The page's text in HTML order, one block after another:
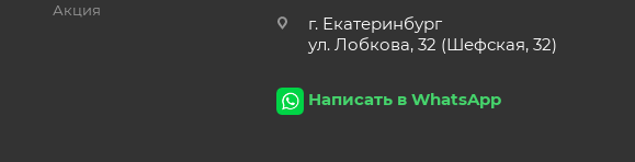
Акция
г. Екатеринбург
ул. Лобкова, 32 (Шефская, 32)
Написать в WhatsApp